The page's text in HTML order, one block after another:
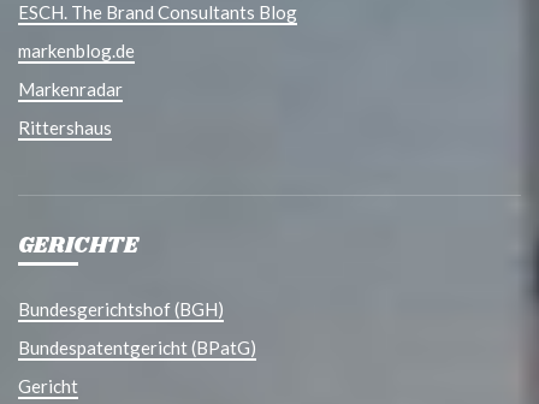
ESCH. The Brand Consultants Blog
markenblog.de
Markenradar
Rittershaus
GERICHTE
Bundesgerichtshof (BGH)
Bundespatentgericht (BPatG)
Gericht